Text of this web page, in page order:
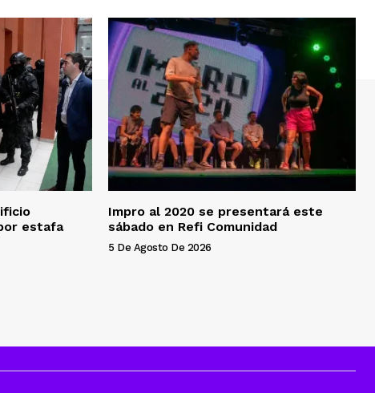
estafa
Impro al 2020 se presentará este
sábado en Refi Comunidad
5 De Agosto De 2026